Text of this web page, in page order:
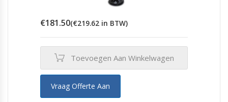
€181.50(€219.62 in BTW)
Toevoegen Aan Winkelwagen
Vraag Offerte Aan